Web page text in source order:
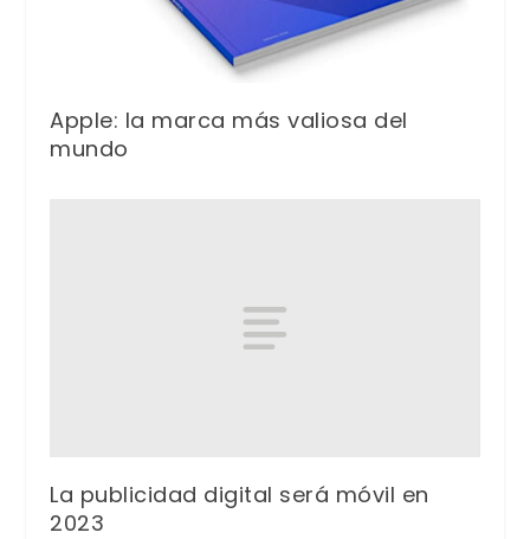
Apple: la marca más valiosa del
mundo
La publicidad digital será móvil en
2023